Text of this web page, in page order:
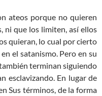
ateos porque no quieren
ni que los limiten, así ellos
quieran, lo cual por cierto
el satanismo. Pero en su
terminan siguiendo
esclavizando. En lugar de
Sus términos, de la forma